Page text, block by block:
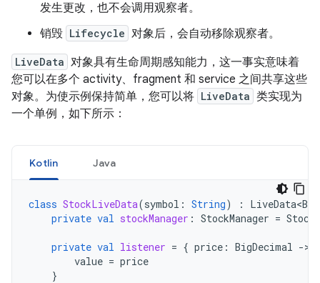
发生更改，也不会调用观察者。
销毁 Lifecycle 对象后，会自动移除观察者。
LiveData 对象具有生命周期感知能力，这一事实意味着
您可以在多个 activity、fragment 和 service 之间共享这些
对象。为使示例保持简单，您可以将 LiveData 类实现为
一个单例，如下所示：
Kotlin Java
class StockLiveData(symbol : String) :
private val stockManager : StockManager =
private val listener = { price : BigDecimal -
value = price
}